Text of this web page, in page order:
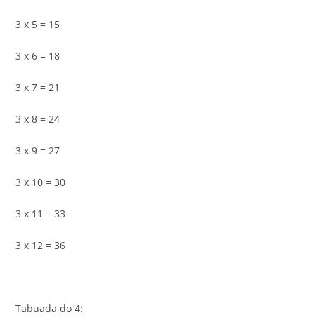
3 x 5 = 15
3 x 6 = 18
3 x 7 = 21
3 x 8 = 24
3 x 9 = 27
3 x 10 = 30
3 x 11 = 33
3 x 12 = 36
Tabuada do 4: